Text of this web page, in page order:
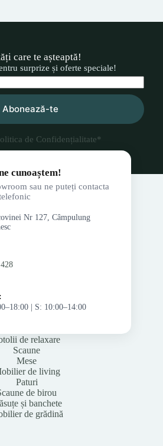
care te așteaptă!
surprize și oferte speciale!
Abonează-te
de Confidențialitate*
cunoaștem!
sau ne puteți contacta
Nr 127, Câmpulung
| S: 10:00–14:00
de relaxare
Scaune
Mese
de living
Paturi
de birou
și banchete
de grădină